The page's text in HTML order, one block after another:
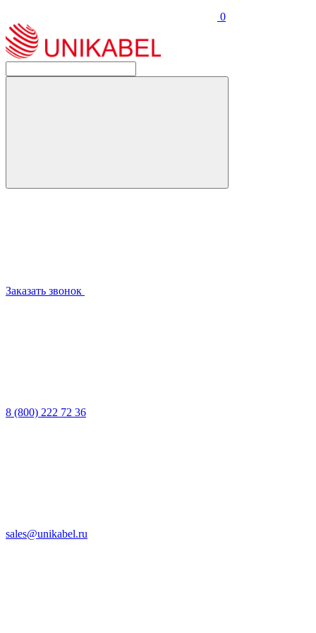
0
Заказать звонок
8 (800) 222 72 36
sales@unikabel.ru